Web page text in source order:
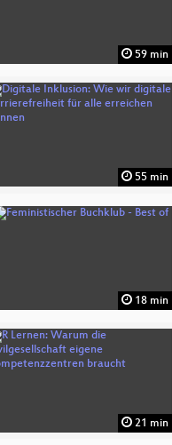
59 min
55 min
18 min
21 min